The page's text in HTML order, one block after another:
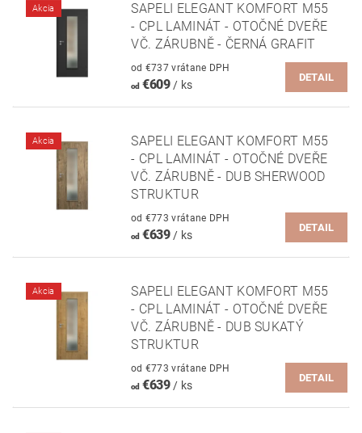
Akcia
SAPELI ELEGANT KOMFORT M55
- CPL LAMINÁT - OTOČNÉ DVEŘE
VČ. ZÁRUBNĚ - ČERNÁ GRAFIT
od €737 vrátane DPH
od€609 / ks
DETAIL
Akcia
SAPELI ELEGANT KOMFORT M55
- CPL LAMINÁT - OTOČNÉ DVEŘE
VČ. ZÁRUBNĚ - DUB SHERWOOD
STRUKTUR
od €773 vrátane DPH
od€639/ ks
DETAIL
Akcia
SAPELI ELEGANT KOMFORT M55
- CPL LAMINÁT - OTOČNÉ DVEŘE
VČ. ZÁRUBNĚ - DUB SUKATÝ
STRUKTUR
od €773 vrátane DPH
od€639/ ks
DETAIL